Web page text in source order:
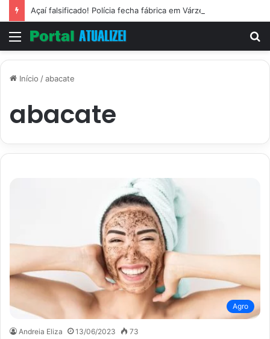
Açaí falsificado! Polícia fecha fábrica em Várzea Grande
Menu
Início /abacate
abacate
Agro
Andreia Eliza 13/06/2023 73